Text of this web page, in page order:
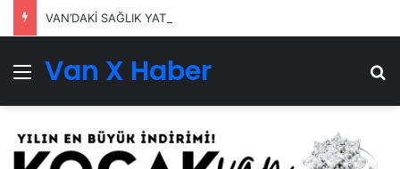
VAN’DAKİ SAĞLIK YATIRIMLARI SÜRÜYOR
Menü
Van X Haber